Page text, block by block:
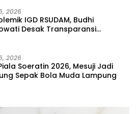
2026
IGD RSUDAM, Budhi
Desak Transparansi
2026
Soeratin 2026, Mesuji Jadi
Sepak Bola Muda Lampung